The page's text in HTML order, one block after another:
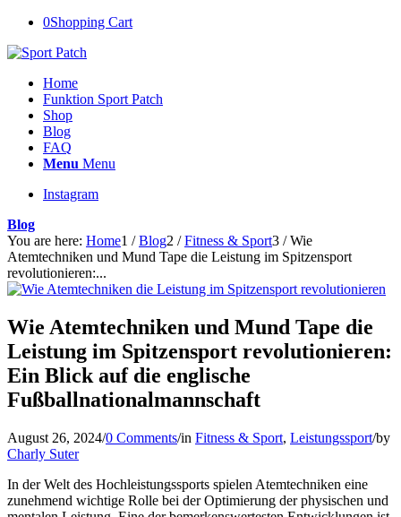
0Shopping Cart
Home
Funktion Sport Patch
Shop
Blog
FAQ
Menu Menu
Instagram
Blog
You are here: Home1 / Blog2 / Fitness & Sport3 / Wie
Atemtechniken und Mund Tape die Leistung im Spitzensport
revolutionieren:...
Wie Atemtechniken und Mund Tape die
Leistung im Spitzensport revolutionieren:
Ein Blick auf die englische
Fußballnationalmannschaft
August 26, 2024/0 Comments/in Fitness & Sport, Leistungssport/by
Charly Suter
In der Welt des Hochleistungssports spielen Atemtechniken eine
zunehmend wichtige Rolle bei der Optimierung der physischen und